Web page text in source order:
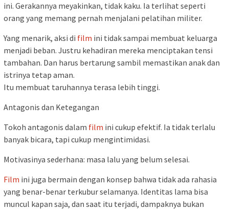
ini. Gerakannya meyakinkan, tidak kaku. Ia terlihat seperti
orang yang memang pernah menjalani pelatihan militer.
Yang menarik, aksi di film ini tidak sampai membuat keluarga
menjadi beban. Justru kehadiran mereka menciptakan tensi
tambahan. Dan harus bertarung sambil memastikan anak dan
istrinya tetap aman.
Itu membuat taruhannya terasa lebih tinggi.
Antagonis dan Ketegangan
Tokoh antagonis dalam film ini cukup efektif. Ia tidak terlalu
banyak bicara, tapi cukup mengintimidasi.
Motivasinya sederhana: masa lalu yang belum selesai.
Film ini juga bermain dengan konsep bahwa tidak ada rahasia
yang benar-benar terkubur selamanya. Identitas lama bisa
muncul kapan saja, dan saat itu terjadi, dampaknya bukan